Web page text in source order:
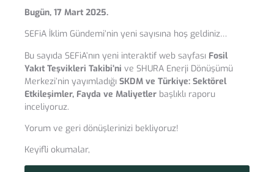
Bugün, 17 Mart 2025.
SEFiA İklim Gündemi’nin yeni sayısına hoş geldiniz…
Bu sayıda SEFiA’nın yeni interaktif web sayfası Fosil
Yakıt Teşvikleri Takibi’ni ve SHURA Enerji Dönüşümü
Merkezi’nin yayımladığı SKDM ve Türkiye: Sektörel
Etkileşimler, Fayda ve Maliyetler başlıklı raporu
inceliyoruz.
Yorum ve geri dönüşlerinizi bekliyoruz!
Keyifli okumalar,